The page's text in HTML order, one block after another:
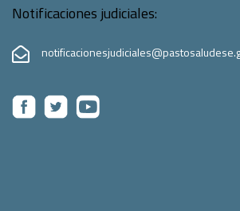
Notificaciones judiciales: